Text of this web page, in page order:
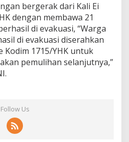
bergerak dari Kali Ei
dengan membawa 21
di evakuasi, “Warga
di evakuasi diserahkan
Kodim 1715/YHK untuk
pemulihan selanjutnya,”
Follow Us